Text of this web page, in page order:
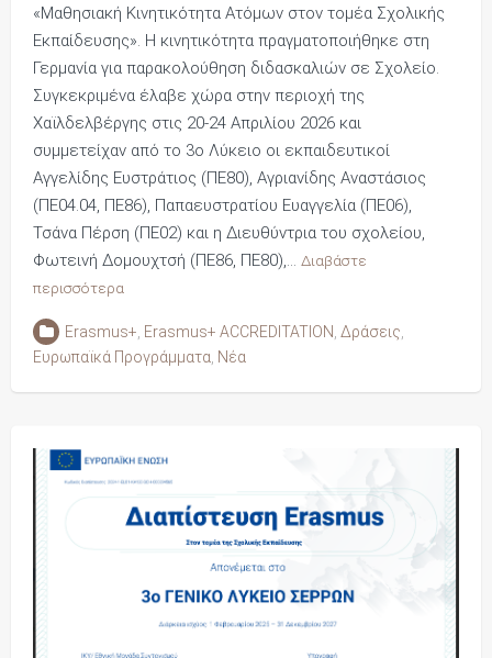
«Μαθησιακή Κινητικότητα Ατόμων στον τομέα Σχολικής
Εκπαίδευσης». Η κινητικότητα πραγματοποιήθηκε στη
Γερμανία για παρακολούθηση διδασκαλιών σε Σχολείο.
Συγκεκριμένα έλαβε χώρα στην περιοχή της
Χαϊλδελβέργης στις 20-24 Απριλίου 2026 και
συμμετείχαν από το 3ο Λύκειο οι εκπαιδευτικοί
Αγγελίδης Ευστράτιος (ΠΕ80), Αγριανίδης Αναστάσιος
(ΠΕ04.04, ΠΕ86), Παπαευστρατίου Ευαγγελία (ΠΕ06),
Τσάνα Πέρση (ΠΕ02) και η Διευθύντρια του σχολείου,
Φωτεινή Δομουχτσή (ΠΕ86, ΠΕ80),… Διαβάστε
περισσότερα
Erasmus+ Erasmus+ ACCREDITATION Δράσεις
Ευρωπαϊκά Προγράμματα Νέα